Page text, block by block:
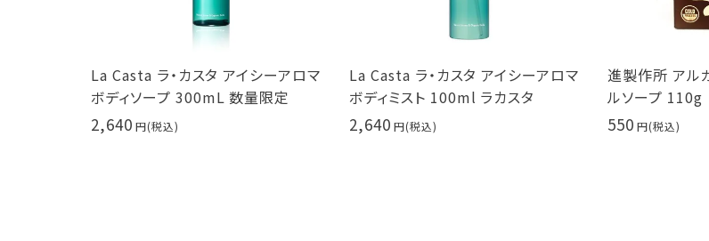
ラ・カスタ アイシーアロマ
ープ 300mL 数量限定
La Casta ラ・カスタ アイシーアロマ
ボディミスト 100ml ラカスタ
進製作所 アルガンオイルフェイシャ
ルソープ 110g